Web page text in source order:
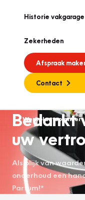
Historie vakgarage
Zekerheden
Afspraak
Contact
Werkplaatsplanner
Bedankt
uw
Als blijk van
onderhoud een
Parfum!*